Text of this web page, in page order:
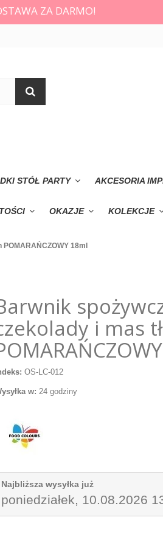
ZA DARMO!
STÓŁ PARTY AKCESORIA
OKAZJE KOLEKCJE
18ml
i mas
OS-LC-012
w: 24 godziny
Najbliższa wysyłka już
poniedziałek, 10.08.2026